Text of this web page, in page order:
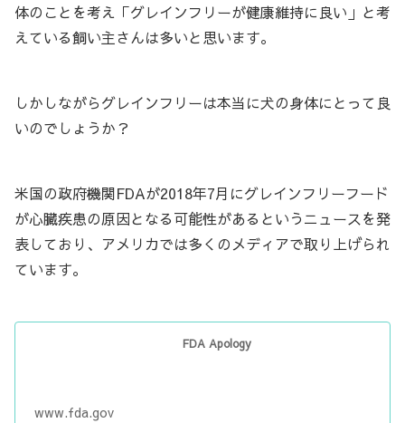
体のことを考え「グレインフリーが健康維持に良い」と考
えている飼い主さんは多いと思います。
しかしながらグレインフリーは本当に犬の身体にとって良
いのでしょうか？
米国の政府機関FDAが2018年7月にグレインフリーフード
が心臓疾患の原因となる可能性があるというニュースを発
表しており、アメリカでは多くのメディアで取り上げられ
ています。
FDA Apology
www.fda.gov